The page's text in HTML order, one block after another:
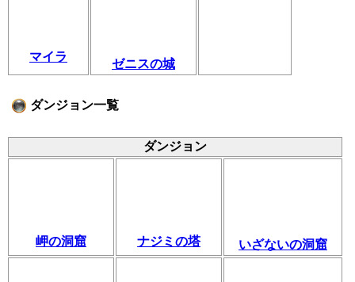
マイラ
ゼニスの城
ダンジョン一覧
ダンジョン
岬の洞窟 ナジミの塔 いざないの洞窟